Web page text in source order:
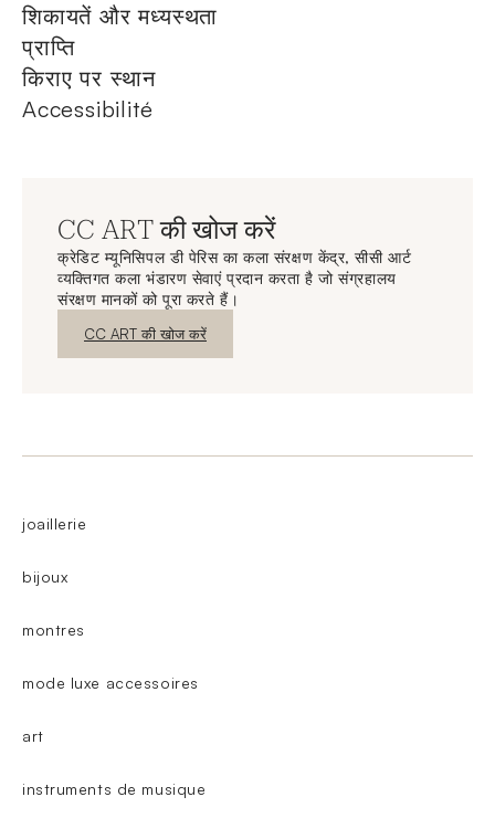
शिकायतें और मध्यस्थता
प्राप्ति
किराए पर स्थान
Accessibilité
CC ART की खोज करें
क्रेडिट म्यूनिसिपल डी पेरिस का कला संरक्षण केंद्र, सीसी आर्ट
व्यक्तिगत कला भंडारण सेवाएं प्रदान करता है जो संग्रहालय
संरक्षण मानकों को पूरा करते हैं।
नई विंडो
CC ART की खोज करें
joaillerie
bijoux
montres
mode luxe accessoires
art
instruments de musique